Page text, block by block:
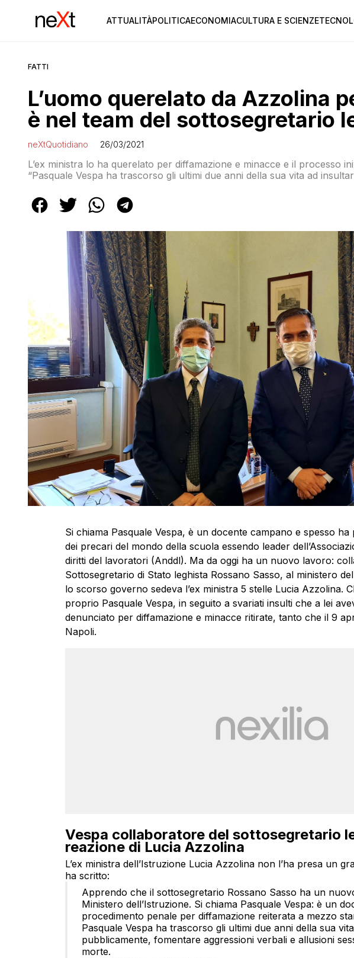
ATTUALITÀPOLITICAECONOMIACULTURA E SCIENZE
FATTI
L’uomo querelato da Azzolina
è nel team del sottosegretario
neXtQuotidiano 26/03/2021
L’ex ministra lo ha querelato per diffamazione e minacce e il processo
“Pasquale Vespa ha trascorso gli ultimi due anni della sua vita ad
Si chiama Pasquale Vespa, è un docente campano e spesso
dei precari del mondo della scuola essendo leader
diritti del lavoratori (Anddl). Ma da oggi ha un nuovo lavoro:
Sottosegretario di Stato leghista Rossano Sasso, al ministero
lo scorso governo sedeva l’ex ministra 5 stelle Lucia Azzolina.
proprio Pasquale Vespa, in seguito a svariati insulti che a lei
denunciato per diffamazione e minacce ritirate, tanto che il 9
Napoli.
Vespa collaboratore del sottosegretario
reazione di Lucia Azzolina
L’ex ministra dell’Istruzione Lucia Azzolina non l’ha presa un
ha scritto:
Apprendo che il sottosegretario Rossano Sasso ha un
Ministero dell’Istruzione. Si chiama Pasquale Vespa: è un
procedimento penale per diffamazione reiterata a mezzo
Pasquale Vespa ha trascorso gli ultimi due anni della sua
pubblicamente, fomentare aggressioni verbali e allusioni
morte.